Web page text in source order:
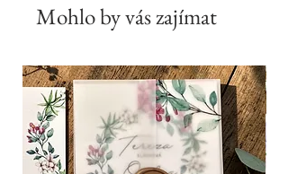
Mohlo by vás zajímat